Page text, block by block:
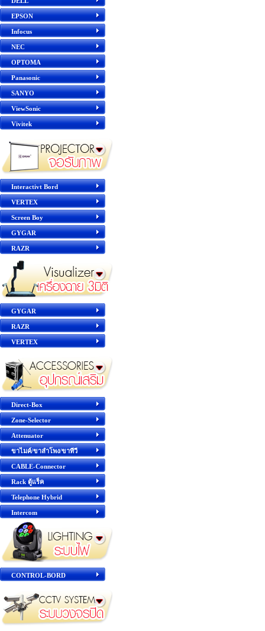
EPSON
Infocus
NEC
OPTOMA
Panasonic
SANYO
ViewSonic
Vivitek
Interactivt Bord
VERTEX
Screen Boy
GYGAR
RAZR
GYGAR
RAZR
VERTEX
Direct-Box
Zone-Selector
Attenuator
ขาไมค์/ขาลำโพง/ขาทีวี
CABLE-Connector
Rack ตู้แร็ค
Telephone Hybrid
Intercom
CONTROL-BORD